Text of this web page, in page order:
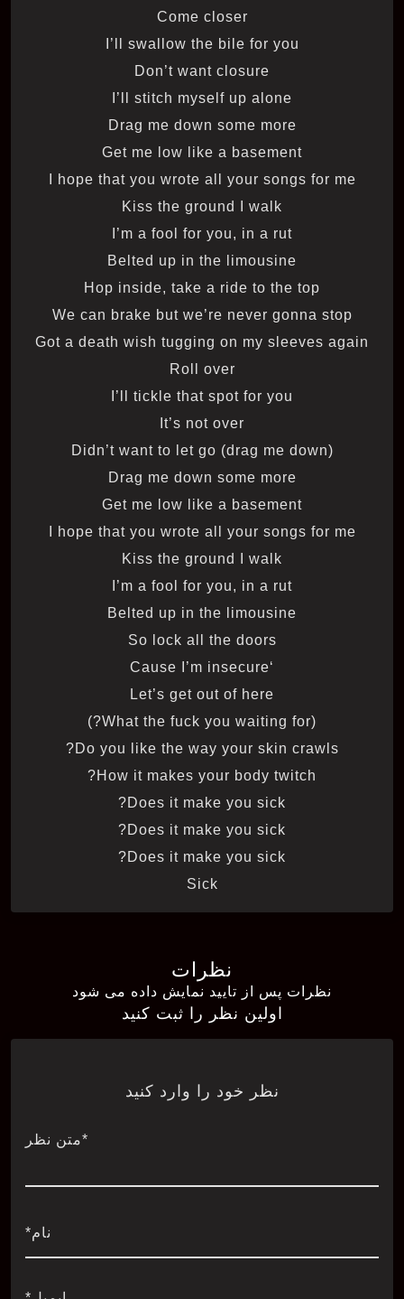
Come closer
I’ll swallow the bile for you
Don’t want closure
I’ll stitch myself up alone
Drag me down some more
Get me low like a basement
I hope that you wrote all your songs for me
Kiss the ground I walk
I’m a fool for you, in a rut
Belted up in the limousine
Hop inside, take a ride to the top
We can brake but we’re never gonna stop
Got a death wish tugging on my sleeves again
Roll over
I’ll tickle that spot for you
It’s not over
Didn’t want to let go (drag me down)
Drag me down some more
Get me low like a basement
I hope that you wrote all your songs for me
Kiss the ground I walk
I’m a fool for you, in a rut
Belted up in the limousine
So lock all the doors
‘Cause I’m insecure
Let’s get out of here
(What the fuck you waiting for?)
Do you like the way your skin crawls?
How it makes your body twitch?
Does it make you sick?
Does it make you sick?
Does it make you sick?
Sick
نظرات
نظرات پس از تایید نمایش داده می شود
اولین نظر را ثبت کنید
نظر خود را وارد کنید
*متن نظر
نام*